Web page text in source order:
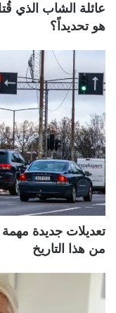
عائلة الشاب الذي
هو تحديداً؟
تعديلات جديدة
من هذا التاريخ